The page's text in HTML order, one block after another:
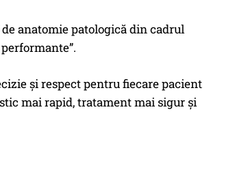
anatomie patologică din cadrul
și respect pentru fiecare pacient
mai rapid, tratament mai sigur și